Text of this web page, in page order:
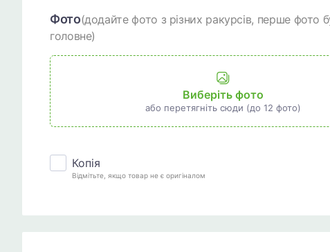
Фото(додайте фото з різних ракурсів, перше фото
головне)
Виберіть фото
або перетягніть сюди (до 12 фото)
Копія
Відмітьте, якщо товар не є оригіналом